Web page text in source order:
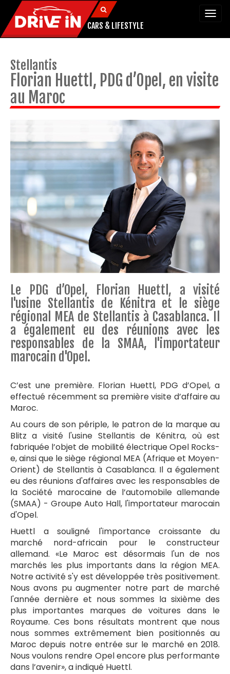
CARS & LIFESTYLE
Stellantis
Florian Huettl, PDG d’Opel, en visite
au Maroc
Le PDG d’Opel, Florian Huettl, a visité
l'usine Stellantis de Kénitra et le siège
régional MEA de Stellantis à Casablanca. Il
a également eu des réunions avec les
responsables de la SMAA, l'importateur
marocain d'Opel.
C’est une première. Florian Huettl, PDG d’Opel, a
effectué récemment sa première visite d’affaire au
Maroc.
Au cours de son périple, le patron de la marque au
Blitz a visité l'usine Stellantis de Kénitra, où est
fabriquée l’objet de mobilité électrique Opel Rocks-
e, ainsi que le siège régional MEA (Afrique et Moyen-
Orient) de Stellantis à Casablanca. Il a également
eu des réunions d'affaires avec les responsables de
la Société marocaine de l’automobile allemande
(SMAA) - Groupe Auto Hall, l'importateur marocain
d'Opel.
Huettl a souligné l'importance croissante du
marché nord-africain pour le constructeur
allemand. «Le Maroc est désormais l'un de nos
marchés les plus importants dans la région MEA.
Notre activité s'y est développée très positivement.
Nous avons pu augmenter notre part de marché
l'année dernière et nous sommes la sixième des
plus importantes marques de voitures dans le
Royaume. Ces bons résultats montrent que nous
nous sommes extrêmement bien positionnés au
Maroc depuis notre entrée sur le marché en 2018.
Nous voulons rendre Opel encore plus performante
dans l’avenir», a indiqué Huettl.